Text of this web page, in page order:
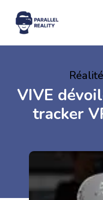
VIVE
tracker